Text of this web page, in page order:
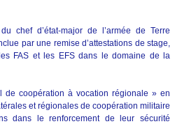
chef d’état-major de l’armée de Terre
par une remise d’attestations de stage,
FAS et les EFS dans le domaine de la
de coopération à vocation régionale » en
et régionales de coopération militaire
dans le renforcement de leur sécurité